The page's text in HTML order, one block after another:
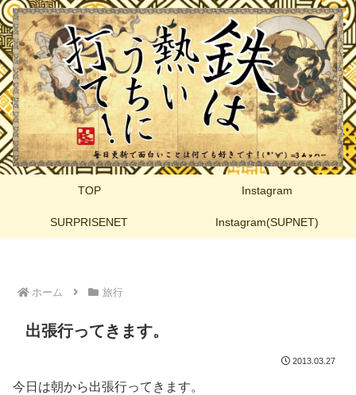
TOP Instagram
SURPRISENET Instagram(SUPNET)
ホーム 旅行
出張行ってきます。
2013.03.27
今日は朝から出張行ってきます。